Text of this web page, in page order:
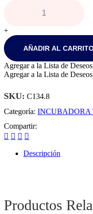
24
huevos
cantidad
+
AÑADIR AL
Agregar a la Lista de Deseos
Agregar a la Lista de Deseos
SKU: C134.8
Categoría: INCUBADORA
Compartir:
Descripción
Productos